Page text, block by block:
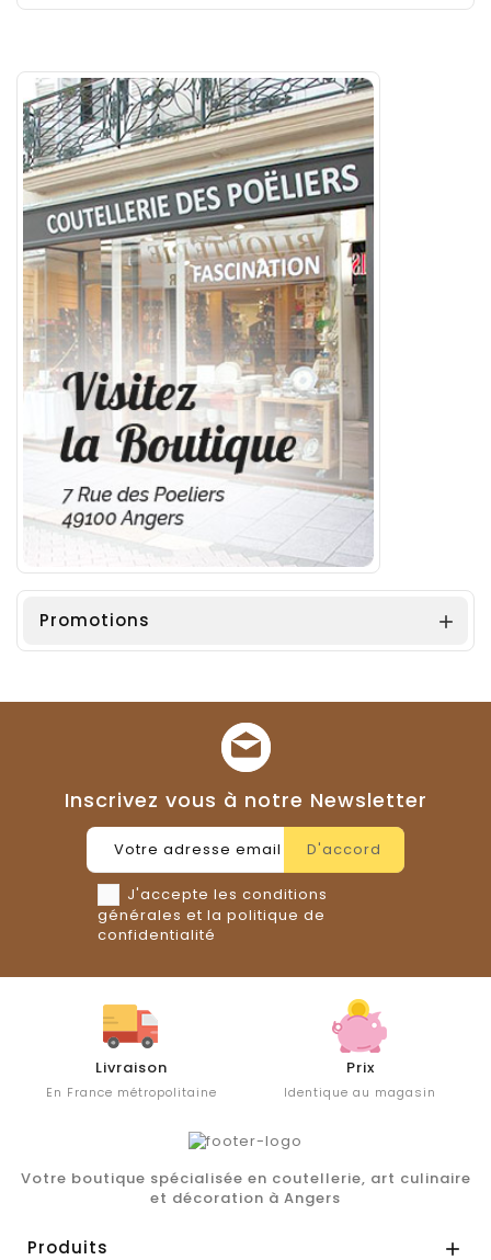
Promotions 
Inscrivez vous à notre Newsletter
J'accepte les conditions
générales et la politique de
confidentialité
Livraison
En France métropolitaine
Prix
Identique au magasin
Votre boutique spécialisée en coutellerie, art culinaire
et décoration à Angers
Produits 